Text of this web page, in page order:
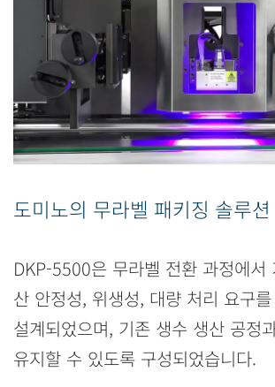
도미노의 무라벨 패키징 솔루션
DKP-5500은 무라벨 전환 과정에서
산 안정성, 위생성, 대량 처리 요구
설계되었으며, 기존 생수 생산 공정
유지할 수 있도록 구성되었습니다.